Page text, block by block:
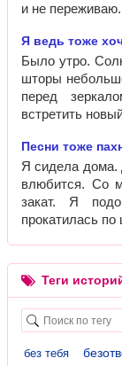
и не
Я ведь тоже
Было утро.
шторы
перед
встретить
Песни тоже
Я сидела дома.
влюбится. Со
закат. Я
прокатилась
Теги
без тебя